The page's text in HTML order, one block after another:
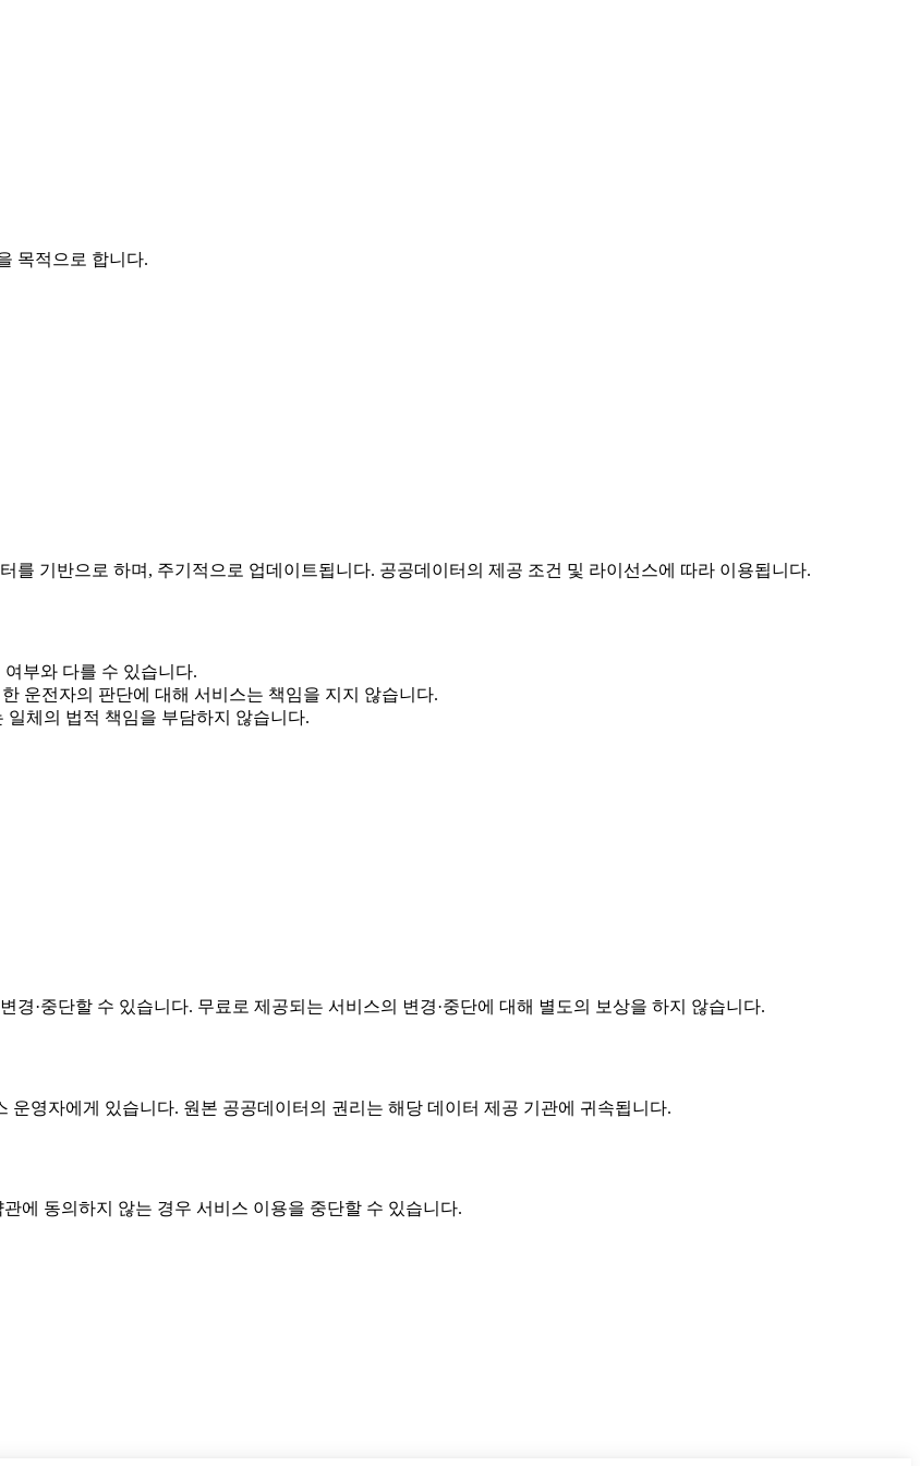
목적으로 합니다.
를 기반으로 하며, 주기적으로 업데이트됩니다. 공공데이터의 제공 조건 및 라이선스에 따라 이용됩니다.
부와 다를 수 있습니다.
운전자의 판단에 대해 서비스는 책임을 지지 않습니다.
체의 법적 책임을 부담하지 않습니다.
·중단할 수 있습니다. 무료로 제공되는 서비스의 변경·중단에 대해 별도의 보상을 하지 않습니다.
영자에게 있습니다. 원본 공공데이터의 권리는 해당 데이터 제공 기관에 귀속됩니다.
에 동의하지 않는 경우 서비스 이용을 중단할 수 있습니다.